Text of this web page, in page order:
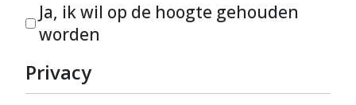
Ja, ik wil op de hoogte gehouden
worden
Privacy